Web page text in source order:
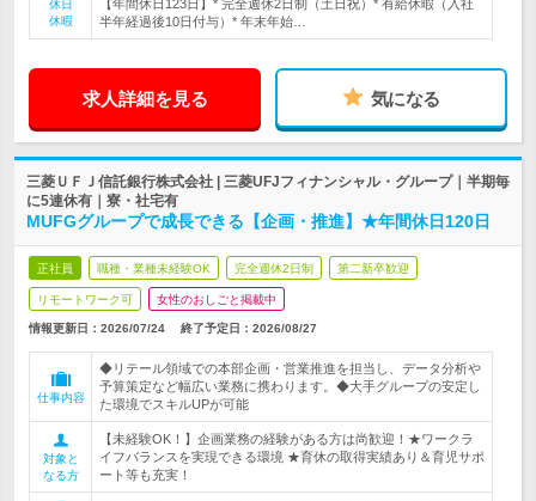
休日
休暇
【年間休日123日】* 完全週休2日制（土日祝）* 有給休暇（入社
半年経過後10日付与）* 年末年始…
求人詳細を見る 気になる
三菱ＵＦＪ信託銀行株式会社 | 三菱UFJフィナンシャル・グループ｜半期毎
に5連休有｜寮・社宅有
MUFGグループで成長できる【企画・推進】★年間休日120日
正社員 職種・業種未経験OK 完全週休2日制 第二新卒歓迎
リモートワーク可 女性のおしごと掲載中
情報更新日：2026/07/24 終了予定日： 2026/08/27
仕事内容
◆リテール領域での本部企画・営業推進を担当し、データ分析や
予算策定など幅広い業務に携わります。◆大手グループの安定し
た環境でスキルUPが可能
対象と
なる方
【未経験OK！】企画業務の経験がある方は尚歓迎！★ワークラ
イフバランスを実現できる環境 ★育休の取得実績あり＆育児サポ
ート等も充実！